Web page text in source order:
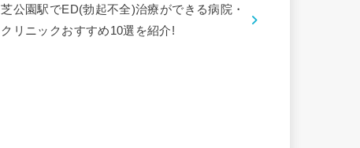
芝公園駅でED(勃起不全)治療ができる病院・
クリニックおすすめ10選を紹介!